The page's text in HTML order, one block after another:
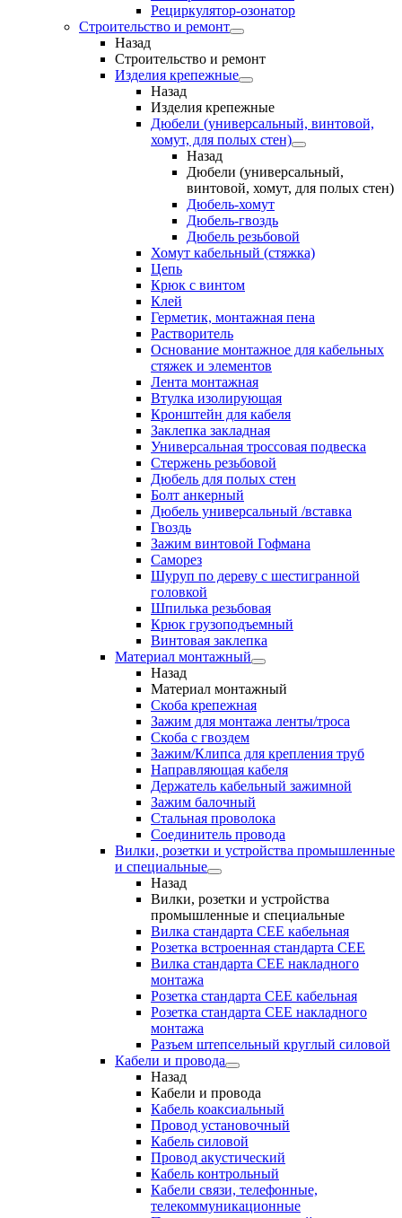
Рециркулятор-озонатор
Строительство и ремонт
Назад
Строительство и ремонт
Изделия крепежные
Назад
Изделия крепежные
Дюбели (универсальный, винтовой,
хомут, для полых стен)
Назад
Дюбели (универсальный,
винтовой, хомут, для полых стен)
Дюбель-хомут
Дюбель-гвоздь
Дюбель резьбовой
Хомут кабельный (стяжка)
Цепь
Крюк с винтом
Клей
Герметик, монтажная пена
Растворитель
Основание монтажное для кабельных
стяжек и элементов
Лента монтажная
Втулка изолирующая
Кронштейн для кабеля
Заклепка закладная
Универсальная троссовая подвеска
Стержень резьбовой
Дюбель для полых стен
Болт анкерный
Дюбель универсальный /вставка
Гвоздь
Зажим винтовой Гофмана
Саморез
Шуруп по дереву с шестигранной
головкой
Шпилька резьбовая
Крюк грузоподъемный
Винтовая заклепка
Материал монтажный
Назад
Материал монтажный
Скоба крепежная
Зажим для монтажа ленты/троса
Скоба с гвоздем
Зажим/Клипса для крепления труб
Направляющая кабеля
Держатель кабельный зажимной
Зажим балочный
Стальная проволока
Соединитель провода
Вилки, розетки и устройства промышленные
и специальные
Назад
Вилки, розетки и устройства
промышленные и специальные
Вилка стандарта CEE кабельная
Розетка встроенная стандарта CEE
Вилка стандарта CEE накладного
монтажа
Розетка стандарта СЕЕ кабельная
Розетка стандарта СЕЕ накладного
монтажа
Разъем штепсельный круглый силовой
Кабели и провода
Назад
Кабели и провода
Кабель коаксиальный
Провод установочный
Кабель силовой
Провод акустический
Кабель контрольный
Кабели связи, телефонные,
телекоммуникационные